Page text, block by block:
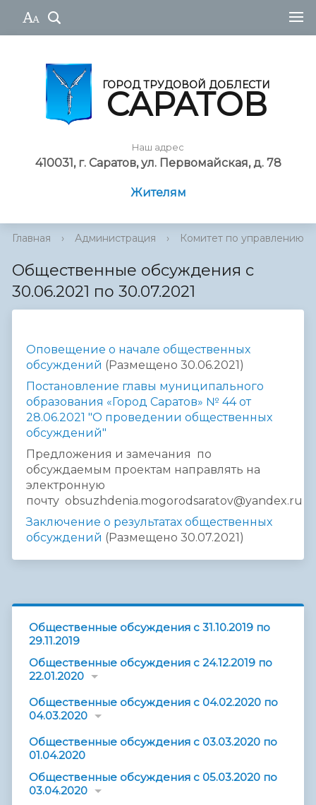
ГОРОД ТРУДОВОЙ ДОБЛЕСТИ
САРАТОВ
Наш адрес
410031, г. Саратов, ул. Первомайская, д. 78
Жителям
Главная › Администрация › Комитет по управлению
Общественные обсуждения с
30.06.2021 по 30.07.2021
Оповещение о начале общественных
обсуждений (Размещено 30.06.2021)
Постановление главы муниципального
образования «Город Саратов» № 44 от
28.06.2021 "О проведении общественных
обсуждений"
Предложения и замечания по
обсуждаемым проектам направлять на
электронную
почту obsuzhdenia.mogorodsaratov@yandex.ru
Заключение о результатах общественных
обсуждений (Размещено 30.07.2021)
Общественные обсуждения с 31.10.2019 по
29.11.2019
Общественные обсуждения с 24.12.2019 по
22.01.2020
Общественные обсуждения с 04.02.2020 по
04.03.2020
Общественные обсуждения с 03.03.2020 по
01.04.2020
Общественные обсуждения с 05.03.2020 по
03.04.2020